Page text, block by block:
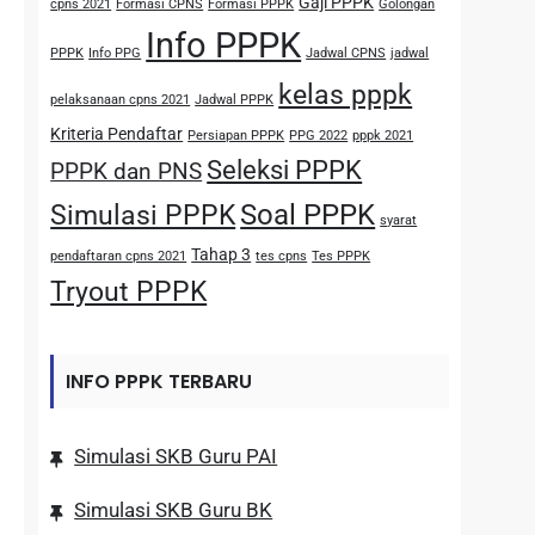
cpns 2021 Formasi CPNS Formasi PPPK Golongan
PPPK Info PPG Info PPPK Jadwal CPNS jadwal
pelaksanaan cpns 2021 Jadwal PPPK kelas pppk
Kriteria Pendaftar Persiapan PPPK PPG 2022 pppk 2021
PPPK dan PNS Seleksi PPPK
Simulasi PPPKSoal PPPK syarat
pendaftaran cpns 2021 Tahap 3 tes cpns Tes PPPK
Tryout PPPK
INFO PPPK TERBARU
Simulasi SKB Guru PAI
Simulasi SKB Guru BK